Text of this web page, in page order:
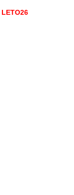
LETO26